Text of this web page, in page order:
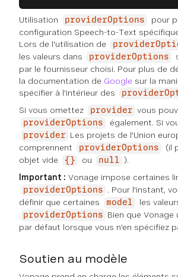
Utilisation providerOptions
pour
configuration Speech-to-Text
Lors de l'utilisation de
les valeurs dans
providerOptions
par le fournisseur choisi. Pour plus de
la documentation de Google sur la
spécifier à l'intérieur des
Si vous omettez
provider vous
providerOptions également. Si
provider
Les projets de l'Union
comprennent
providerOptions
(il
objet vide
{} ou null ).
Important : Vonage impose certaines
providerOptions
. Pour l'instant,
définir que certaines
model les
providerOptions
Bien que Vonage
par défaut lorsque vous n'en spécifiez
Soutien au modèle